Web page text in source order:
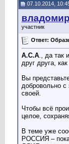
07.10.2014,
участник
Ответ:
А.С.А., да так
друг друга,
Вы
добровольно
своей.
Чтобы всё
целое,
В теме уже
РОССИЯ –